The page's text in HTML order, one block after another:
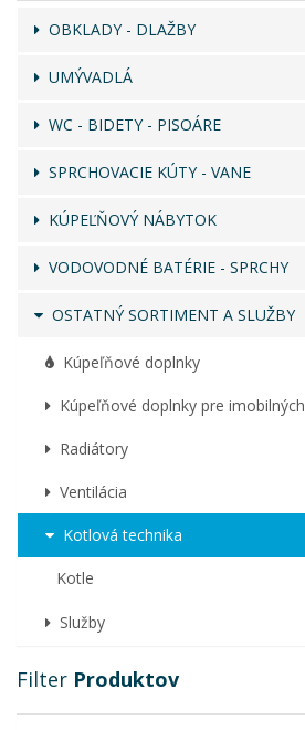
OBKLADY - DLAŽBY
UMÝVADLÁ
WC - BIDETY - PISOÁRE
SPRCHOVACIE KÚTY - VANE
KÚPEĽŇOVÝ NÁBYTOK
VODOVODNÉ BATÉRIE - SPRCHY
OSTATNÝ SORTIMENT A SLUŽBY
Kúpeľňové doplnky
Kúpeľňové doplnky pre imobilných
Radiátory
Ventilácia
Kotlová technika
Kotle
Služby
Filter Produktov